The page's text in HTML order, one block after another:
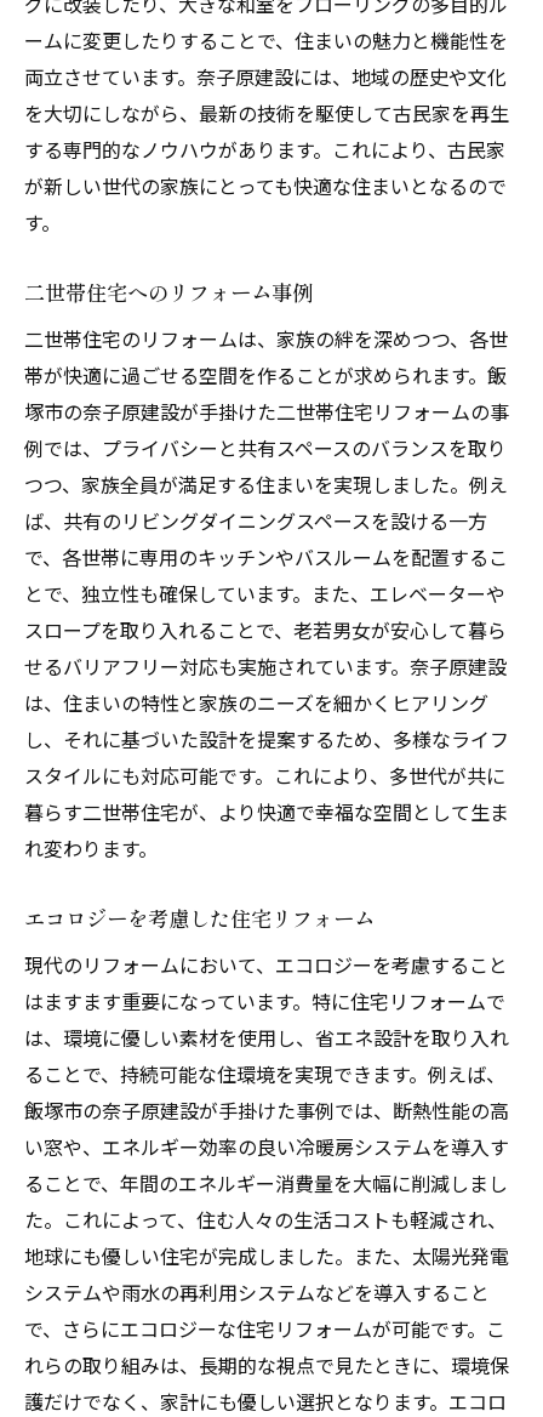
ームに変更したりすることで、住まいの魅力と機能性を
両立させています。奈子原建設には、地域の歴史や文化
を大切にしながら、最新の技術を駆使して古民家を再生
する専門的なノウハウがあります。これにより、古民家
が新しい世代の家族にとっても快適な住まいとなるので
す。
二世帯住宅へのリフォーム事例
二世帯住宅のリフォームは、家族の絆を深めつつ、各世
帯が快適に過ごせる空間を作ることが求められます。飯
塚市の奈子原建設が手掛けた二世帯住宅リフォームの事
例では、プライバシーと共有スペースのバランスを取り
つつ、家族全員が満足する住まいを実現しました。例え
ば、共有のリビングダイニングスペースを設ける一方
で、各世帯に専用のキッチンやバスルームを配置するこ
とで、独立性も確保しています。また、エレベーターや
スロープを取り入れることで、老若男女が安心して暮ら
せるバリアフリー対応も実施されています。奈子原建設
は、住まいの特性と家族のニーズを細かくヒアリング
し、それに基づいた設計を提案するため、多様なライフ
スタイルにも対応可能です。これにより、多世代が共に
暮らす二世帯住宅が、より快適で幸福な空間として生ま
れ変わります。
エコロジーを考慮した住宅リフォーム
現代のリフォームにおいて、エコロジーを考慮すること
はますます重要になっています。特に住宅リフォームで
は、環境に優しい素材を使用し、省エネ設計を取り入れ
ることで、持続可能な住環境を実現できます。例えば、
飯塚市の奈子原建設が手掛けた事例では、断熱性能の高
い窓や、エネルギー効率の良い冷暖房システムを導入す
ることで、年間のエネルギー消費量を大幅に削減しまし
た。これによって、住む人々の生活コストも軽減され、
地球にも優しい住宅が完成しました。また、太陽光発電
システムや雨水の再利用システムなどを導入すること
で、さらにエコロジーな住宅リフォームが可能です。こ
れらの取り組みは、長期的な視点で見たときに、環境保
護だけでなく、家計にも優しい選択となります。エコロ